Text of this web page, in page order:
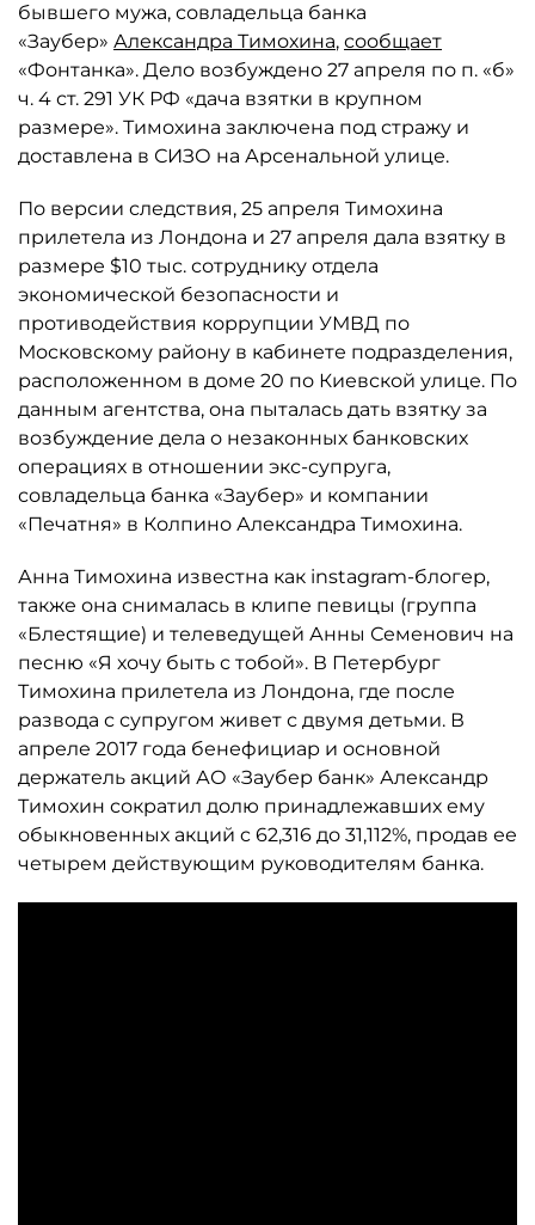
бывшего мужа, совладельца банка
«Заубер» Александра Тимохина, сообщает
«Фонтанка». Дело возбуждено 27 апреля по п. «б»
ч. 4 ст. 291 УК РФ «дача взятки в крупном
размере». Тимохина заключена под стражу и
доставлена в СИЗО на Арсенальной улице.
По версии следствия, 25 апреля Тимохина
прилетела из Лондона и 27 апреля дала взятку в
размере $10 тыс. сотруднику отдела
экономической безопасности и
противодействия коррупции УМВД по
Московскому району в кабинете подразделения,
расположенном в доме 20 по Киевской улице. По
данным агентства, она пыталась дать взятку за
возбуждение дела о незаконных банковских
операциях в отношении экс-супруга,
совладельца банка «Заубер» и компании
«Печатня» в Колпино Александра Тимохина.
Анна Тимохина известна как instagram-блогер,
также она снималась в клипе певицы (группа
«Блестящие) и телеведущей Анны Семенович на
песню «Я хочу быть с тобой». В Петербург
Тимохина прилетела из Лондона, где после
развода с супругом живет с двумя детьми. В
апреле 2017 года бенефициар и основной
держатель акций АО «Заубер банк» Александр
Тимохин сократил долю принадлежавших ему
обыкновенных акций c 62,316 до 31,112%, продав ее
четырем действующим руководителям банка.